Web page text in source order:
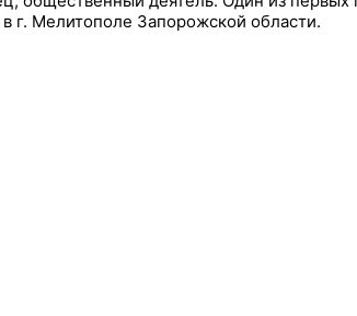
г. Мелитополе Запорожской области.